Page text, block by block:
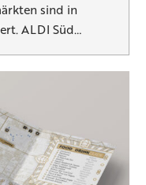
sind in
ALDI Süd…